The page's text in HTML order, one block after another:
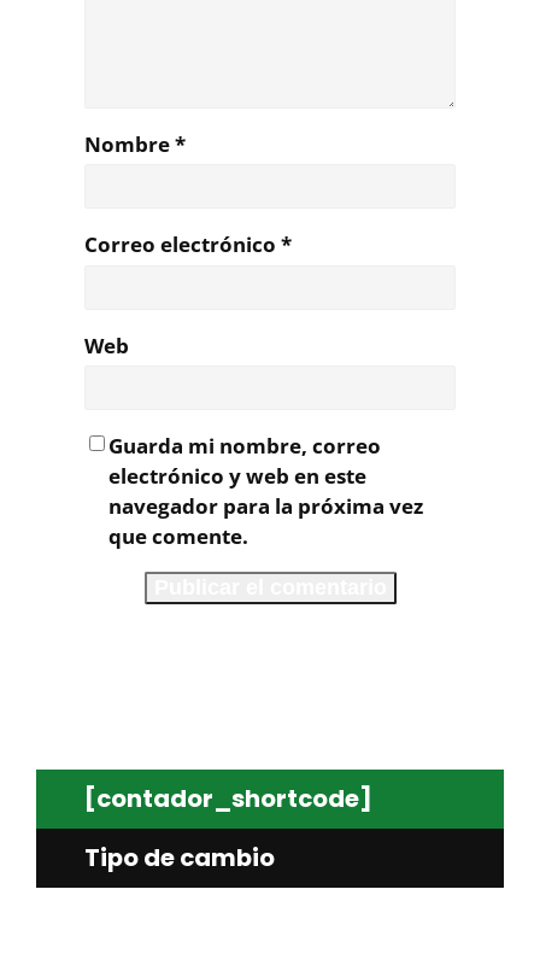
Nombre*
Correo electrónico *
Web
Guarda mi nombre, correo
electrónico y web en este
navegador para la próxima vez
que comente.
[contador_shortcode]
Tipo de cambio